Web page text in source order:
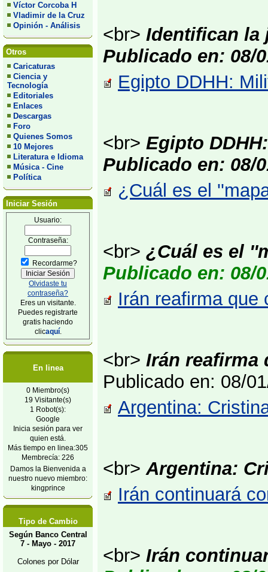
Víctor Corcoba H
Vladimir de la Cruz
Opinión - Análisis
Otros
Caricaturas
Ciencia y
Tecnología
Editoriales
Enlaces
Descargas
Foro
Quienes Somos
10 Mejores
Literatura e Idioma
Música - Cine
Política
Iniciar Sesión
Usuario:
Contraseña:
Recordarme?
Olvidaste tu
contraseña?
Eres un visitante.
Puedes registrarte
gratis haciendo
clicaquí.
En linea
0 Miembro(s)
19 Visitante(s)
1 Robot(s):
Google
Inicia sesión para ver
quien está.
Más tiempo en linea:305
Membrecía: 226
Damos la Bienvenida a
nuestro nuevo miembro:
kingprince
Tipo de Cambio
Según Banco Central
7 - Mayo - 2017
Colones por Dólar
<br> Identifican la
Publicado en: 08/
Egipto DDHH:
<br> Egipto
Publicado en: 08/
¿Cuál es el
<br> ¿Cuál es el
Publicado en: 08/
Irán reafirma que
<br> Irán reafirma
Publicado en: 08/
Argentina:
<br>Argentina:
Irán continuará
<br> Irán